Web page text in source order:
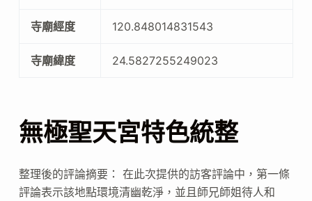
寺廟經度 120.848014831543
寺廟緯度 24.5827255249023
無極聖天宮特色統整
整理後的評論摘要： 在此次提供的訪客評論中，第一條
評論表示該地點環境清幽乾淨，並且師兄師姐待人和